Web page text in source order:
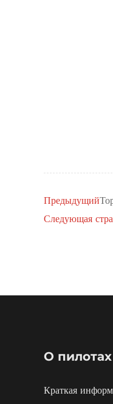
Предыдущий
Следующая
О пилотах
Краткая